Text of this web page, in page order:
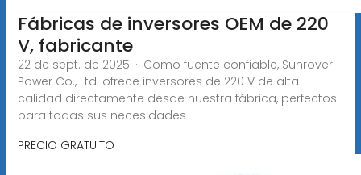
Fábricas de inversores OEM de 220
V, fabricante
22 de sept. de 2025 · Como fuente confiable, Sunrover
Power Co., Ltd. ofrece inversores de 220 V de alta
calidad directamente desde nuestra fábrica, perfectos
para todas sus necesidades
PRECIO GRATUITO